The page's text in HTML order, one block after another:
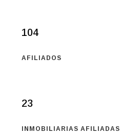
104
AFILIADOS
23
INMOBILIARIAS AFILIADAS